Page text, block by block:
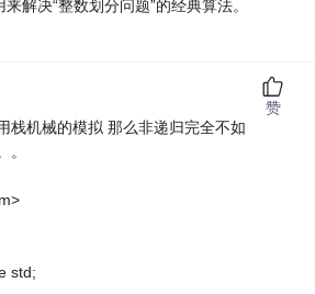
解决“整数划分问题”的经典算法。
栈机械的模拟 那么非递归完全不如
。
std;
赞